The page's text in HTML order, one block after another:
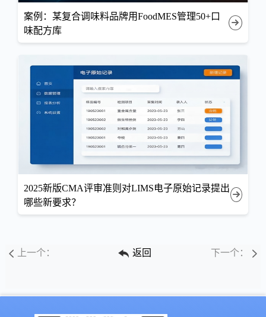
案例：某复合调味料品牌用FoodMES管理50+口
味配方库
2025新版CMA评审准则对LIMS电子原始记录提出
哪些新要求？
上一个： 返回 下一个：